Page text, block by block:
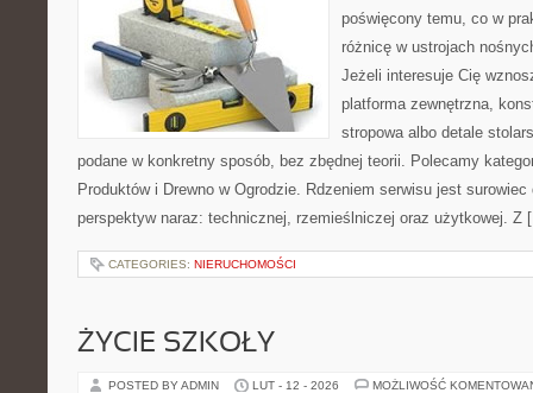
poświęcony temu, co w
różnicę w ustrojach
Jeżeli interesuje Cię
platforma zewnętrzna,
stropowa albo detale
podane w konkretny sposób, bez zbędnej teorii. Polecamy
Produktów i Drewno w Ogrodzie. Rdzeniem serwisu jest
perspektyw naraz: technicznej, rzemieślniczej oraz użytkowej. Z
CATEGORIES: NIERUCHOMOŚCI
ŻYCIE SZKOŁY
POSTED BY ADMIN LUT - 12 - 2026 MOŻLIWOŚĆ